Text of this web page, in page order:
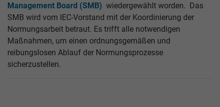
Management Board (SMB) wiedergewählt worden. Das
SMB wird vom IEC-Vorstand mit der Koordinierung der
Normungsarbeit betraut. Es trifft alle notwendigen
Maßnahmen, um einen ordnungsgemäßen und
reibungslosen Ablauf der Normungsprozesse
sicherzustellen.